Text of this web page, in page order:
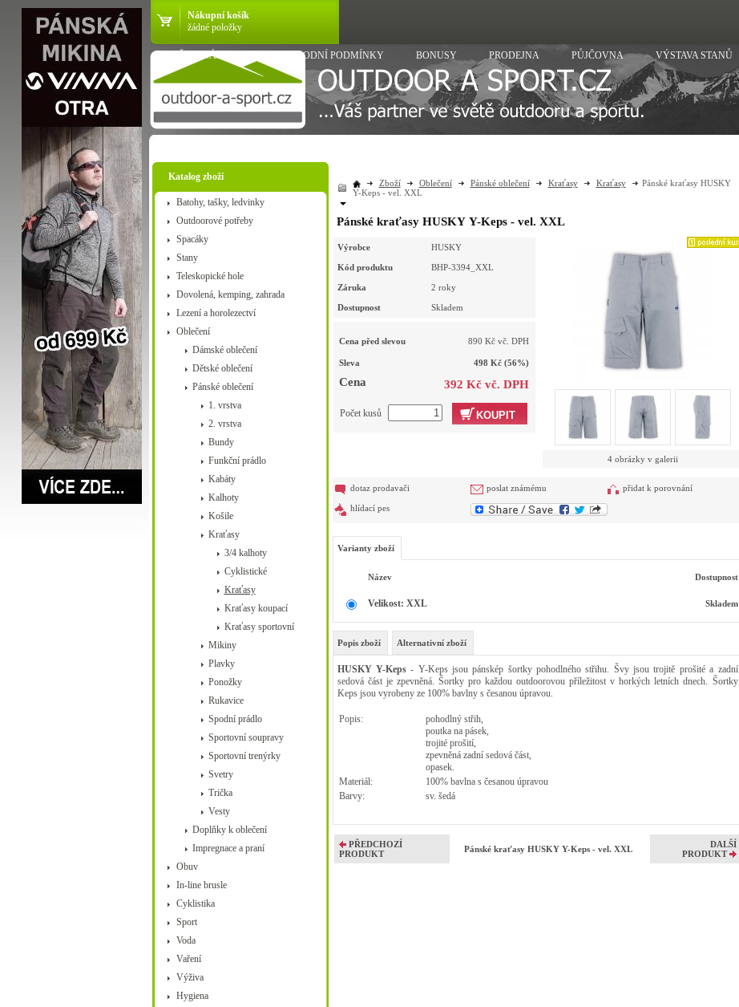
Nákupní košík
žádné položky
VŠE O NÁKUPU OBCHODNÍ PODMÍNKY BONUSY PRODEJNA PŮJČOVNA VÝSTAVA STANŮ
Katalog zboží
Batohy, tašky, ledvinky
Outdoorové potřeby
Spacáky
Stany
Teleskopické hole
Dovolená, kemping, zahrada
Lezení a horolezectví
Oblečení
Dámské oblečení
Dětské oblečení
Pánské oblečení
1. vrstva
2. vrstva
Bundy
Funkční prádlo
Kabáty
Kalhoty
Košile
Kraťasy
3/4 kalhoty
Cyklistické
Kraťasy
Kraťasy koupací
Kraťasy sportovní
Mikiny
Plavky
Ponožky
Rukavice
Spodní prádlo
Sportovní soupravy
Sportovní trenýrky
Svetry
Trička
Vesty
Doplňky k oblečení
Impregnace a praní
Obuv
In-line brusle
Cyklistika
Sport
Voda
Vaření
Výživa
Hygiena
Zboží Oblečení Pánské oblečení Kraťasy Kraťasy
Pánské kraťasy HUSKY
Y-Keps - vel. XXL
Pánské kraťasy HUSKY Y-Keps - vel. XXL
Výrobce HUSKY
Kód produktu BHP-3394_XXL
Záruka 2 roky
Dostupnost Skladem
Cena před slevou 890 Kč vč. DPH
Sleva 498 Kč(56%)
Cena 392 Kč vč. DPH
KOUPIT
Počet kusů
4 obrázky v galerii
dotaz prodavači poslat známému přidat k porovnání
hlídací pes
Varianty zboží
Název Dostupnost
Velikost: XXL Skladem
Popis zboží Alternativní zboží
HUSKY Y-Keps- Y-Keps jsou pánskép šortky pohodlného střihu. Švy jsou trojitě prošité a zadní
sedová část je zpevněná. Šortky pro každou outdoorovou příležitost v horkých letních dnech. Šortky
Keps jsou vyrobeny ze 100% bavlny s česanou úpravou.
Popis:
pohodlný střih,
poutka na pásek,
trojité prošití,
zpevněná zadní sedová část,
opasek.
Materiál:
100% bavlna s česanou úpravou
Barvy:
sv. šedá
PŘEDCHOZÍ
PRODUKT
Pánské kraťasy HUSKY Y-Keps - vel. XXL
DALŠÍ
PRODUKT